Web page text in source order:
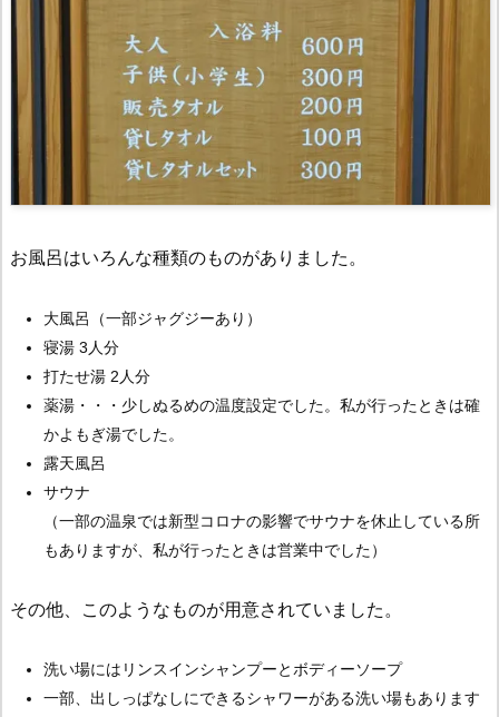
お風呂はいろんな種類のものがありました。
大風呂（一部ジャグジーあり）
寝湯 3人分
打たせ湯 2人分
薬湯・・・少しぬるめの温度設定でした。私が行ったときは確
かよもぎ湯でした。
露天風呂
サウナ
（一部の温泉では新型コロナの影響でサウナを休止している所
もありますが、私が行ったときは営業中でした）
その他、このようなものが用意されていました。
洗い場にはリンスインシャンプーとボディーソープ
一部、出しっぱなしにできるシャワーがある洗い場もあります